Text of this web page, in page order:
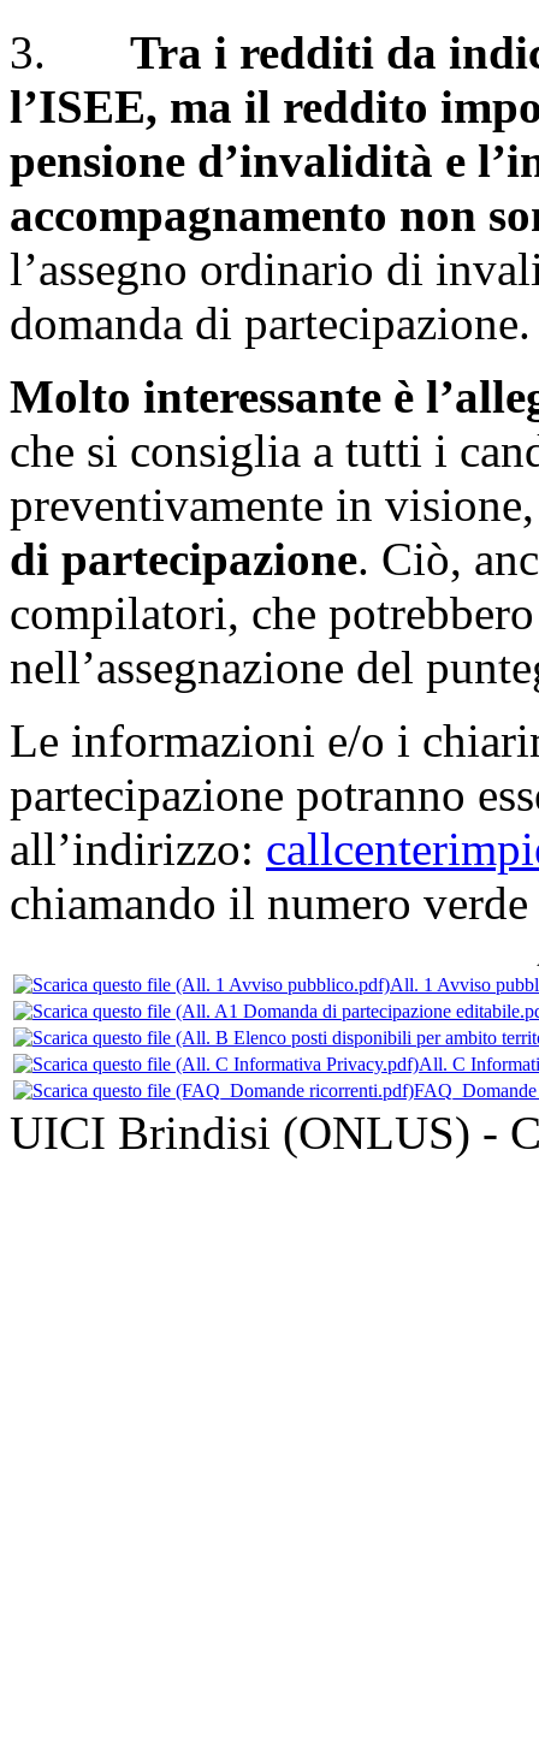
3.
Tra i redditi da
l’ISEE, ma il reddito
pensione d’invalidità e
accompagnamento non
l’assegno ordinario di
domanda di partecipazione.
Molto interessante è
che si consiglia a tutti i
preventivamente in
di partecipazione. Ciò,
compilatori, che
nell’assegnazione del
Le informazioni e/o i
partecipazione potranno
all’indirizzo:
chiamando il numero
All. 1 Avviso
All. C
UICI Brindisi (ONLUS) -